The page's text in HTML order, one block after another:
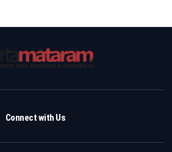
Connect with Us